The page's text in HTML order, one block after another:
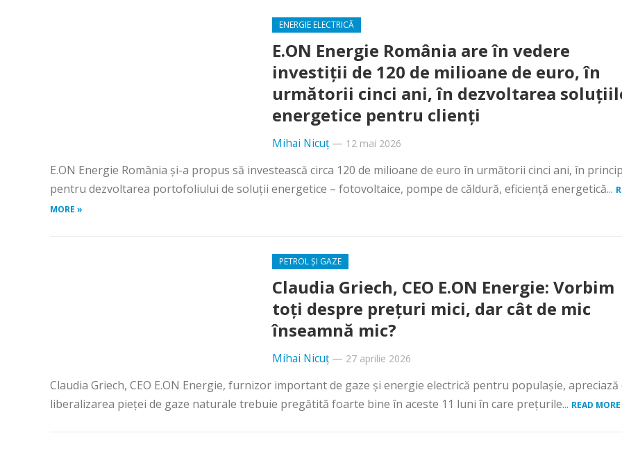
ENERGIE ELECTRICĂ
E.ON Energie România are în vedere
investiții de 120 de milioane de euro, în
următorii cinci ani, în dezvoltarea
energetice pentru clienți
Mihai Nicuț— 12 mai 2026
E.ON Energie România și-a propus să investească circa 120 de milioane de euro în următorii cinci ani, în
pentru dezvoltarea portofoliului de soluții energetice – fotovoltaice, pompe de căldură, eficiență energetică...
MORE »
PETROL ȘI GAZE
Claudia Griech, CEO E.ON Energie: Vorbim
toți despre prețuri mici, dar cât de mic
înseamnă mic?
Mihai Nicuț— 27 aprilie 2026
Claudia Griech, CEO E.ON Energie, furnizor important de gaze și energie electrică pentru populașie, apreciază
liberalizarea pieței de gaze naturale trebuie pregătită foarte bine în aceste 11 luni în care prețurile... READ